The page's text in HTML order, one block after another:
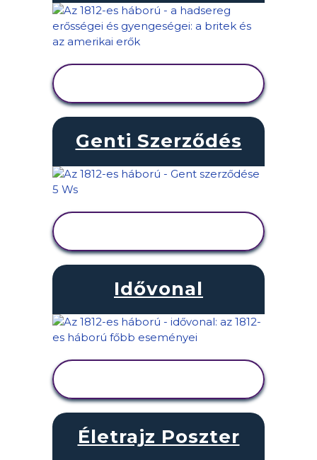
Genti Szerződés
Idővonal
Életrajz Poszter